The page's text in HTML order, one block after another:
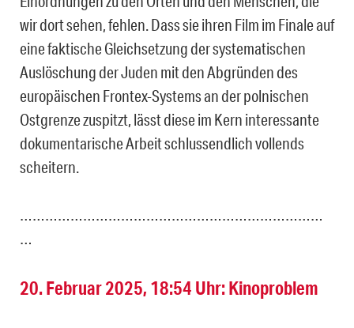
wir dort sehen, fehlen. Dass sie ihren Film im Finale auf
eine faktische Gleichsetzung der systematischen
Auslöschung der Juden mit den Abgründen des
europäischen Frontex-Systems an der polnischen
Ostgrenze zuspitzt, lässt diese im Kern interessante
dokumentarische Arbeit schlussendlich vollends
scheitern.
………………………………………………………………
…
20. Februar 2025, 18:54 Uhr: Kinoproblem